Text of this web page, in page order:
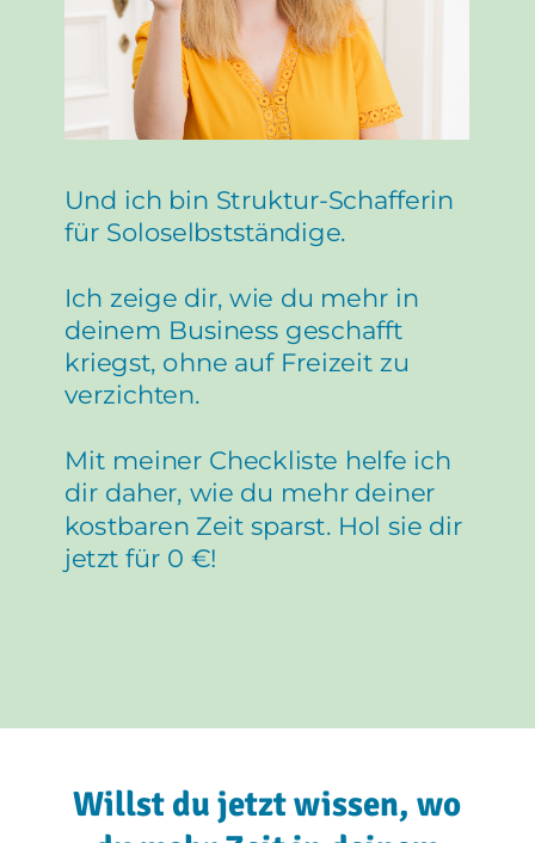
Und ich bin Struktur-Schafferin
für Soloselbstständige.
Ich zeige dir, wie du mehr in
deinem Business geschafft
kriegst, ohne auf Freizeit zu
verzichten.
Mit meiner Checkliste helfe ich
dir daher, wie du mehr deiner
kostbaren Zeit sparst. Hol sie dir
jetzt für 0 €!
Willst du jetzt wissen, wo